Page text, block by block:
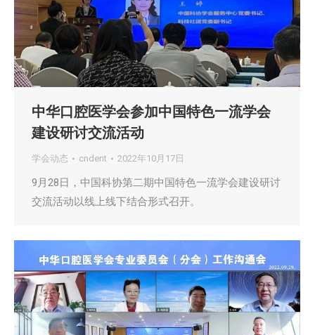
中华口腔医学会参加中国特色一流学会
建设研讨交流活动
学会动态 cndent 2022年10月17日
9月28日，中国科协第二期中国特色一流学会建设研讨
交流活动以线上线下结合形式召开。